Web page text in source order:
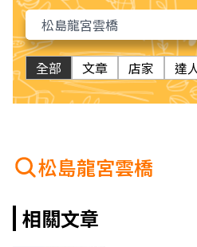
全部 文章 店家 達
松島龍宮雲橋
相關文章